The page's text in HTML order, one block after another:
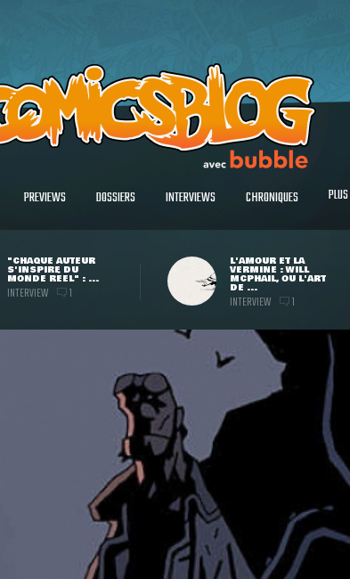
PREVIEWS DOSSIERS INTERVIEWS CHRONIQUES PLUS
"CHAQUE AUTEUR
S'INSPIRE DU
MONDE RÉEL" : ...
INTERVIEW 1
L'AMOUR ET LA
VERMINE : WILL
MCPHAIL, OU L'ART
DE ...
INTERVIEW 1